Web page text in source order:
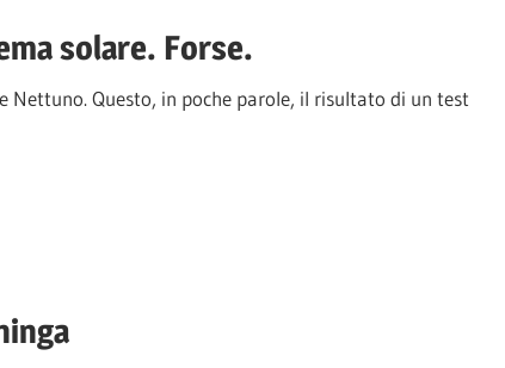
solare. Forse.
Questo, in poche parole, il risultato di un test